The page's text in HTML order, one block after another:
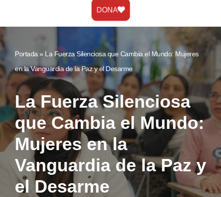
DONA
Portada » La Fuerza Silenciosa que Cambia el Mundo: Mujeres
en la Vanguardia de la Paz y el Desarme
La Fuerza Silenciosa
que Cambia el Mundo:
Mujeres en la
Vanguardia de la Paz y
el Desarme